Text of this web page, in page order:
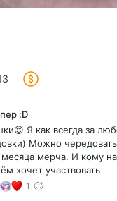
:D
Я как всегда за
Можно
мерча. И кому
хочет участвовать
1